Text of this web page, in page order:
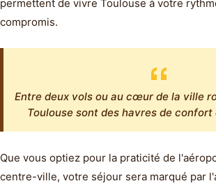
permettent de vivre Toulouse à votre
compromis.
Entre deux vols ou au cœur de la ville
Toulouse sont des havres de
Que vous optiez pour la praticité de
centre-ville, votre séjour sera marqué par